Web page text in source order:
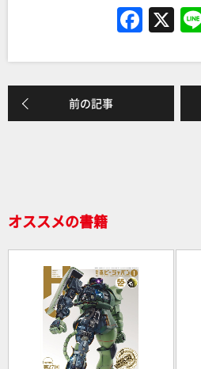
F
a
c
e
b
X
前の記事
オススメの書籍